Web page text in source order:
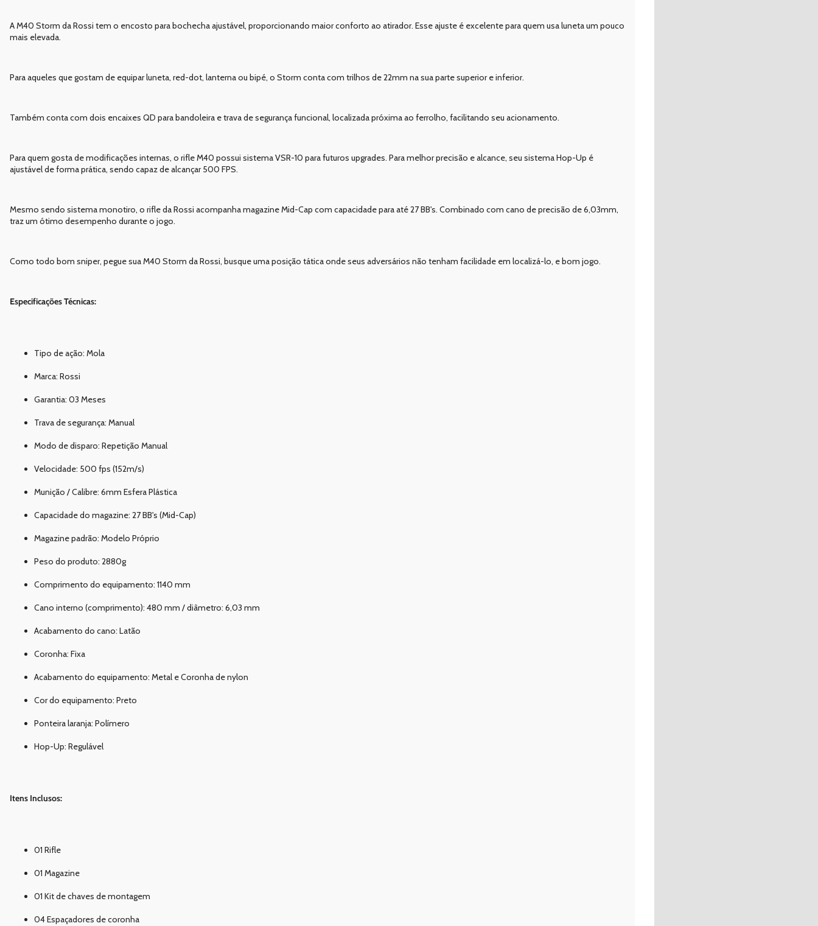
A M40 Storm da Rossi tem o encosto para bochecha ajustável, proporcionando maior conforto ao atirador. Esse ajuste é excelente para quem usa luneta um pouco
mais elevada.
Para aqueles que gostam de equipar luneta, red-dot, lanterna ou bipé, o Storm conta com trilhos de 22mm na sua parte superior e inferior.
Também conta com dois encaixes QD para bandoleira e trava de segurança funcional, localizada próxima ao ferrolho, facilitando seu acionamento.
Para quem gosta de modificações internas, o rifle M40 possui sistema VSR-10 para futuros upgrades. Para melhor precisão e alcance, seu sistema Hop-Up é
ajustável de forma prática, sendo capaz de alcançar 500 FPS.
Mesmo sendo sistema monotiro, o rifle da Rossi acompanha magazine Mid-Cap com capacidade para até 27 BB's. Combinado com cano de precisão de 6,03mm,
traz um ótimo desempenho durante o jogo.
Como todo bom sniper, pegue sua M40 Storm da Rossi, busque uma posição tática onde seus adversários não tenham facilidade em localizá-lo, e bom jogo.
Especificações Técnicas:
Tipo de ação: Mola
Marca: Rossi
Garantia: 03 Meses
Trava de segurança: Manual
Modo de disparo: Repetição Manual
Velocidade: 500 fps (152m/s)
Munição / Calibre: 6mm Esfera Plástica
Capacidade do magazine: 27 BB's (Mid-Cap)
Magazine padrão: Modelo Próprio
Peso do produto: 2880g
Comprimento do equipamento: 1140 mm
Cano interno (comprimento): 480 mm / diâmetro: 6,03 mm
Acabamento do cano: Latão
Coronha: Fixa
Acabamento do equipamento: Metal e Coronha de nylon
Cor do equipamento: Preto
Ponteira laranja: Polímero
Hop-Up: Regulável
Itens Inclusos:
01 Rifle
01 Magazine
01 Kit de chaves de montagem
04 Espaçadores de coronha